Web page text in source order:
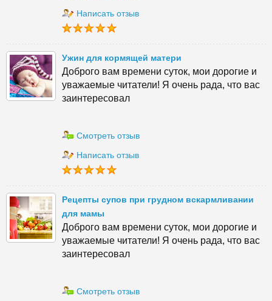
Написать отзыв
Ужин для кормящей матери
Доброго вам времени суток, мои дорогие и
уважаемые читатели! Я очень рада, что вас
заинтересовал
Смотреть отзыв
Написать отзыв
Рецепты супов при грудном вскармливании
для мамы
Доброго вам времени суток, мои дорогие и
уважаемые читатели! Я очень рада, что вас
заинтересовал
Смотреть отзыв